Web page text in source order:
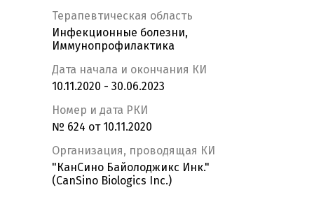
Терапевтическая область
Инфекционные болезни,
Иммунопрофилактика
Дата начала и окончания КИ
10.11.2020 - 30.06.2023
Номер и дата РКИ
№ 624 от 10.11.2020
Организация, проводящая КИ
"КанСино Байолоджикс Инк."
(CanSino Biologics Inc.)